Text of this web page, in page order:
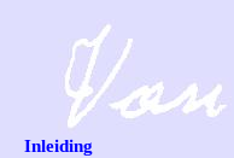
Inleiding